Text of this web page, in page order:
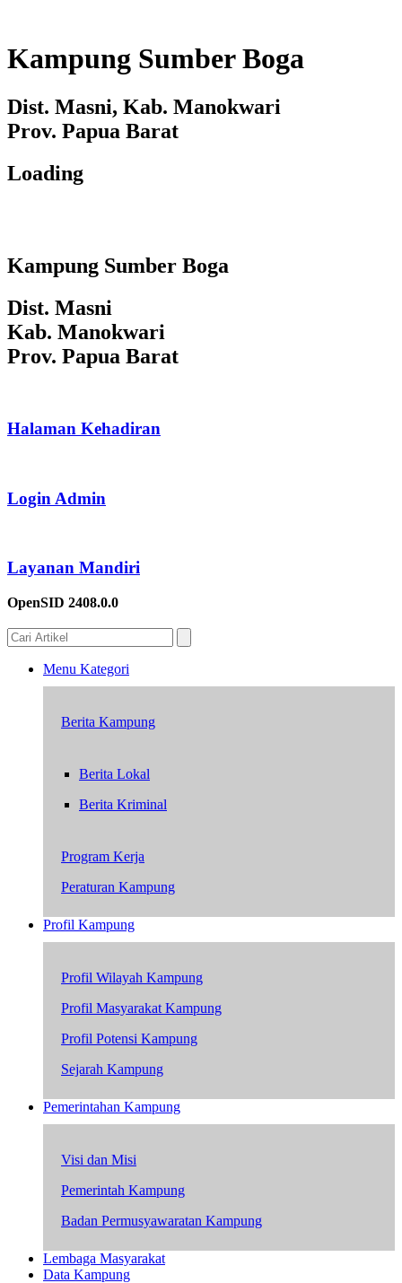
Kampung Sumber Boga
Dist. Masni, Kab. Manokwari
Prov. Papua Barat
Loading
Kampung Sumber Boga
Dist. Masni
Kab. Manokwari
Prov. Papua Barat
Halaman Kehadiran
Login Admin
Layanan Mandiri
OpenSID 2408.0.0
Menu Kategori
Berita Kampung
Berita Lokal
Berita Kriminal
Program Kerja
Peraturan Kampung
Profil Kampung
Profil Wilayah Kampung
Profil Masyarakat Kampung
Profil Potensi Kampung
Sejarah Kampung
Pemerintahan Kampung
Visi dan Misi
Pemerintah Kampung
Badan Permusyawaratan Kampung
Lembaga Masyarakat
Data Kampung